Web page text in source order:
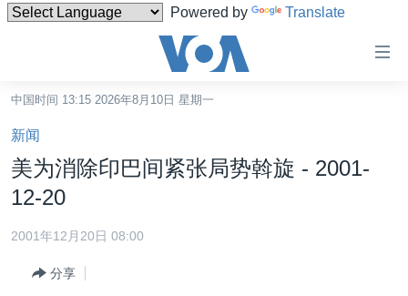
Powered by Translate
碍
链
接
跳
转
内
国际
中国时间 13:15 2026年8月10日 星期一
新闻
美为消除印巴间紧张局势斡旋 - 2001-
12-20
2001年12月20日 08:00
分享